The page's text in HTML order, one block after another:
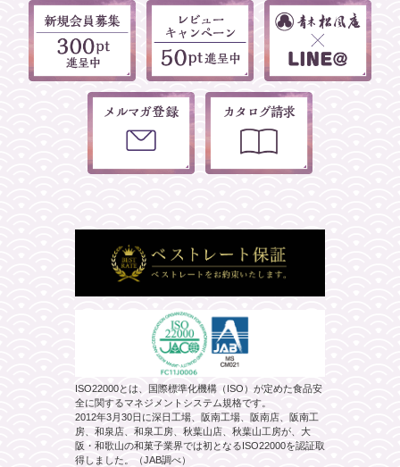
ISO22000とは、国際標準化機構（ISO）が定めた食品安
全に関するマネジメントシステム規格です。
2012年3月30日に深日工場、阪南工場、阪南店、阪南工
房、和泉店、和泉工房、秋葉山店、秋葉山工房が、大
阪・和歌山の和菓子業界では初となるISO22000を認証取
得しました。（JAB調べ）